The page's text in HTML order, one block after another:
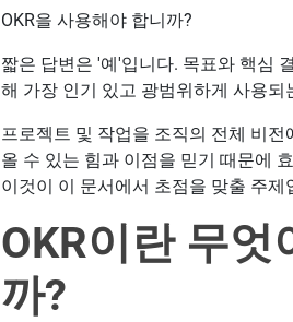
OKR을 사용해야 합니까?
짧은 답변은 '예'입니다. 목표와 핵심
해 가장 인기 있고 광범위하게 사용
프로젝트 및 작업을 조직의 전체 비전
올 수 있는 힘과 이점을 믿기 때문에
이것이 이 문서에서 초점을 맞출 주제
OKR이란 무
까?